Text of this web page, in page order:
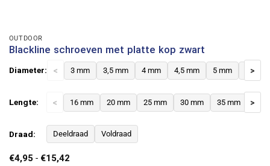
OUTDOOR
Blackline schroeven met platte kop zwart
Diameter: < 3 mm 3,5 mm 4 mm 4,5 mm 5 mm 6 mm
>
Lengte: < 16 mm 20 mm 25 mm 30 mm 35 mm 40
>
Draad: Deeldraad Voldraad
€4,95 - €15,42Prijsklasse: